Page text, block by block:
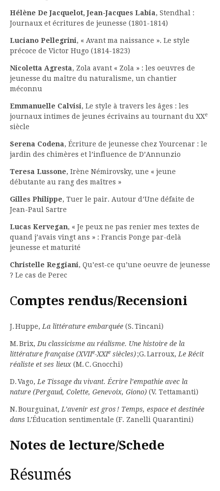
Hélène De Jacquelot, Jean-Jacques Labia, Stendhal :
Journaux et écritures de jeunesse (1801-1814)
Luciano Pellegrini, « Avant ma naissance ». Le style
précoce de Victor Hugo (1814-1823)
Nicoletta Agresta, Zola avant « Zola » : les oeuvres de
jeunesse du maître du naturalisme, un chantier
méconnu
Emmanuelle Calvisi, Le style à travers les âges : les
journaux intimes de jeunes écrivains au tournant du XXe
siècle
Serena Codena, Écriture de jeunesse chez Yourcenar : le
jardin des chimères et l’influence de D’Annunzio
Teresa Lussone, Irène Némirovsky, une « jeune
débutante au rang des maîtres »
Gilles Philippe, Tuer le pair. Autour d’Une défaite de
Jean-Paul Sartre
Lucas Kervegan, « Je peux ne pas renier mes textes de
quand j’avais vingt ans » : Francis Ponge par-delà
jeunesse et maturité
Christelle Reggiani, Qu’est-ce qu’une oeuvre de jeunesse
? Le cas de Perec
Comptes rendus/Recensioni
J. Huppe, La littérature embarquée (S. Tincani)
M. Brix, Du classicisme au réalisme. Une histoire de la
littérature française (XVIIe-XXIe siècles);G. Larroux, Le Récit
réaliste et ses lieux (M. C. Gnocchi)
D. Vago, Le Tissage du vivant. Écrire l’empathie avec la
nature (Pergaud, Colette, Genevoix, Giono) (V. Tettamanti)
N. Bourguinat, L’avenir est gros ! Temps, espace et destinée
dans L’Éducation sentimentale (F. Zanelli Quarantini)
Notes de lecture/Schede
Résumés